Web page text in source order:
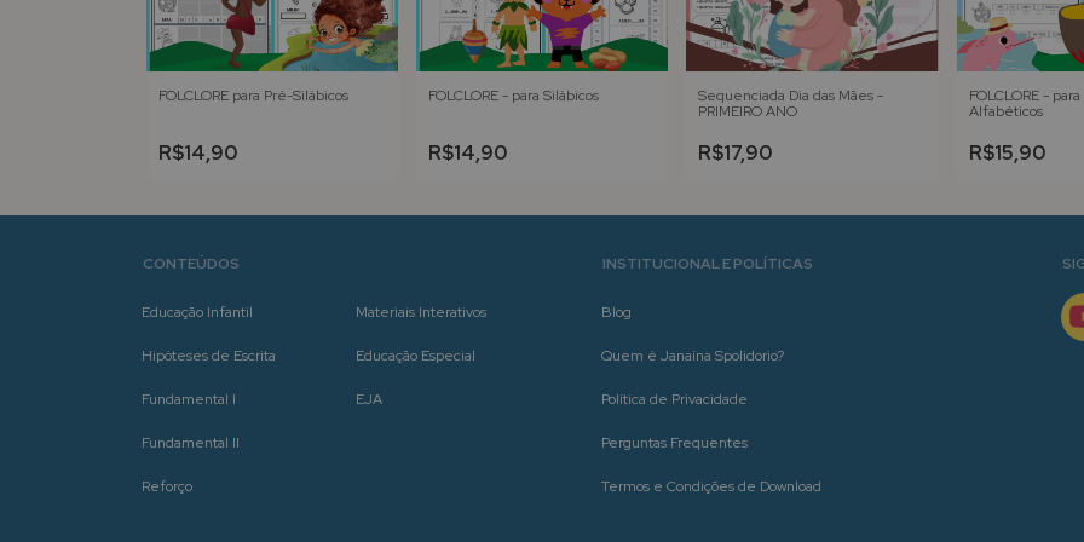
FOLCLORE para Pré-Silábicos
R$14,90
FOLCLORE - para Silábicos
R$14,90
Sequenciada Dia das Mães -
PRIMEIRO ANO
R$17,90
FOLCLORE -
Alfabéticos
R$15,90
CONTEÚDOS
Educação Infantil
Hipóteses de Escrita
Fundamental I
Fundamental II
Reforço
Materiais Interativos
Educação Especial
EJA
INSTITUCIONAL E POLÍTICAS
Blog
Quem é Janaína Spolidorio?
Política de Privacidade
Perguntas Frequentes
Termos e Condições de Download